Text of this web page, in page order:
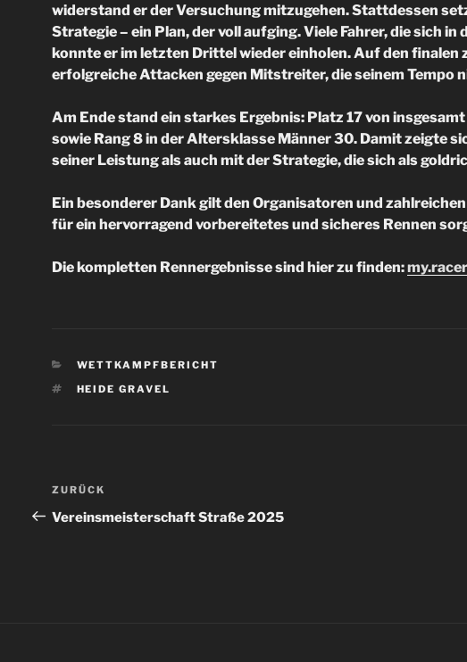
widerstand er der Versuchung mitzugehen. Stattdessen
Strategie – ein Plan, der voll aufging. Viele Fahrer, die sich
konnte er im letzten Drittel wieder einholen. Auf den finalen
erfolgreiche Attacken gegen Mitstreiter, die seinem Tempo
Am Ende stand ein starkes Ergebnis: Platz 17 von
sowie Rang 8 in der Altersklasse Männer 30. Damit zeigte
seiner Leistung als auch mit der Strategie, die sich als
Ein besonderer Dank gilt den Organisatoren und
für ein hervorragend vorbereitetes und sicheres Rennen
Die kompletten Rennergebnisse sind hier zu finden:
KATEGORIEN
WETTKAMPFBERICHT
SCHLAGWÖRTER
HEIDE GRAVEL
Beitragsnavigation
Vorheriger
Beitrag
ZURÜCK
Vereinsmeisterschaft Straße 2025